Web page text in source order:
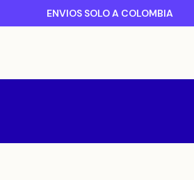
ENVIOS SOLO A COLOMBIA